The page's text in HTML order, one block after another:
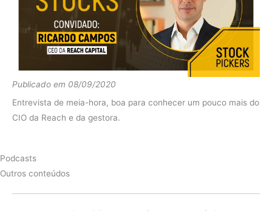
2016
Fundo
Ibov 0.00%
0.04%
Publicado em 08/09/2020
Entrevista de meia-hora, boa para conhecer um pouco mais do
CIO da Reach e da gestora.
Podcasts
Outros conteúdos